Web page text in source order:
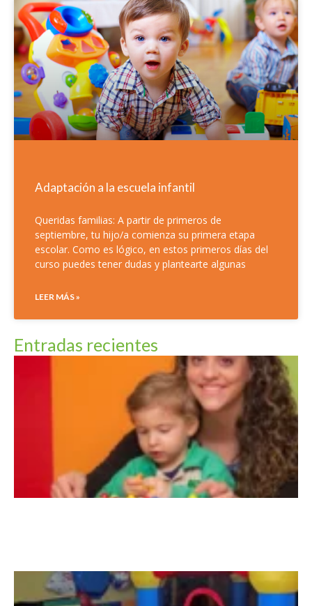
Adaptación a la escuela infantil
Queridas familias: A partir de primeros de
septiembre, tu hijo/a comienza su primera etapa
escolar. Como es lógico, en estos primeros días del
curso puedes tener dudas y plantearte algunas
LEER MÁS »
Entradas recientes